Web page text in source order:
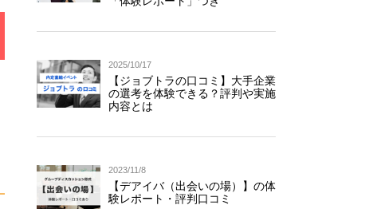
2025/10/17
【ジョブトラの口コミ】大手企業
の選考を体験できる？評判や実施
内容とは
2023/11/8
【デアイバ（出会いの場）】の体
験レポート・評判口コミ